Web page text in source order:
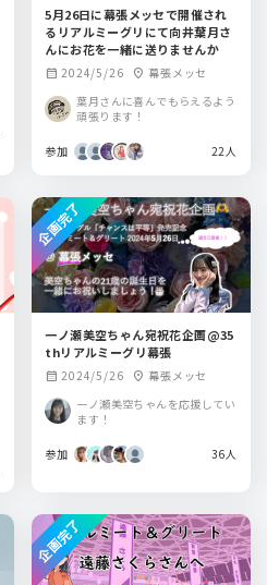
5月26日に幕張メッセで開催され
るリアルミーグリにて向井葉月さ
んにお花を一緒に送りませんか
calendar_month 2024/5/26 location_on 幕張メッセ
葉月さんに喜んでもらえるよう
頑張ります！
参加 22人
一ノ瀬美空ちゃん宛祝花企画@35
thリアルミーグリ幕張
calendar_month 2024/5/26 location_on 幕張メッセ
一ノ瀬美空ちゃんを応援してい
ます！
参加 36人
企画完了
企画完了